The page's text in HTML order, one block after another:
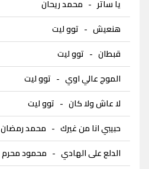
يا ساتر - محمد ريحان
هنعيش - توو ليت
قبطان - توو ليت
الموج عالي اوي - توو ليت
لا عاش ولا كان - توو ليت
حبيبي انا من غيرك - محمد رمضان
الدلع على الهادي - محمود محرم